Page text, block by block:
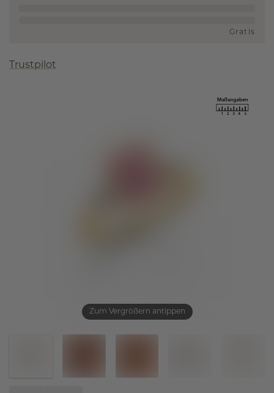
Zum Vergrößern antippen
Gratis
Trustpilot